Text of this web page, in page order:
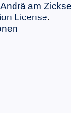
am
License.